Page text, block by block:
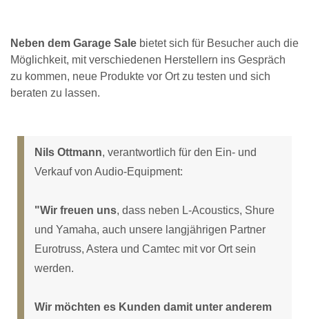
Neben dem Garage Sale bietet sich für Besucher auch die
Möglichkeit, mit verschiedenen Herstellern ins Gespräch
zu kommen, neue Produkte vor Ort zu testen und sich
beraten zu lassen.
Nils Ottmann, verantwortlich für den Ein- und
Verkauf von Audio-Equipment:
"Wir freuen uns, dass neben L-Acoustics, Shure
und Yamaha, auch unsere langjährigen Partner
Eurotruss, Astera und Camtec mit vor Ort sein
werden.
Wir möchten es Kunden damit unter anderem